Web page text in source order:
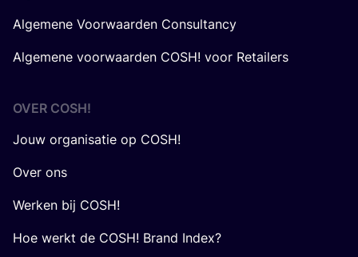
Algemene Voorwaarden Consultancy
Algemene voorwaarden COSH! voor Retailers
OVER COSH!
Jouw organisatie op COSH!
Over ons
Werken bij COSH!
Hoe werkt de COSH! Brand Index?